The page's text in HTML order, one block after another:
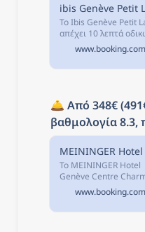
Το Ibis Genève Petit
απέχει 10 λεπτά
από το αεροδρόμιο της
Γενεύης και την
και 15 λεπτά οδικώς
www.booking.com
🛎️ Από 348€
βαθμολογία 8.3,
Το MEININGER Hotel
Genève Centre
βρίσκεται στη Γενεύη,
απόσταση 1,8 χλμ από
σημείο
www.booking.com